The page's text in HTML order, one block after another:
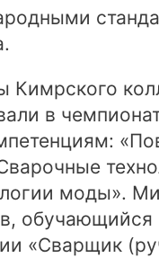
Кимрского
в
моды».
обучающийся
«Сварщик